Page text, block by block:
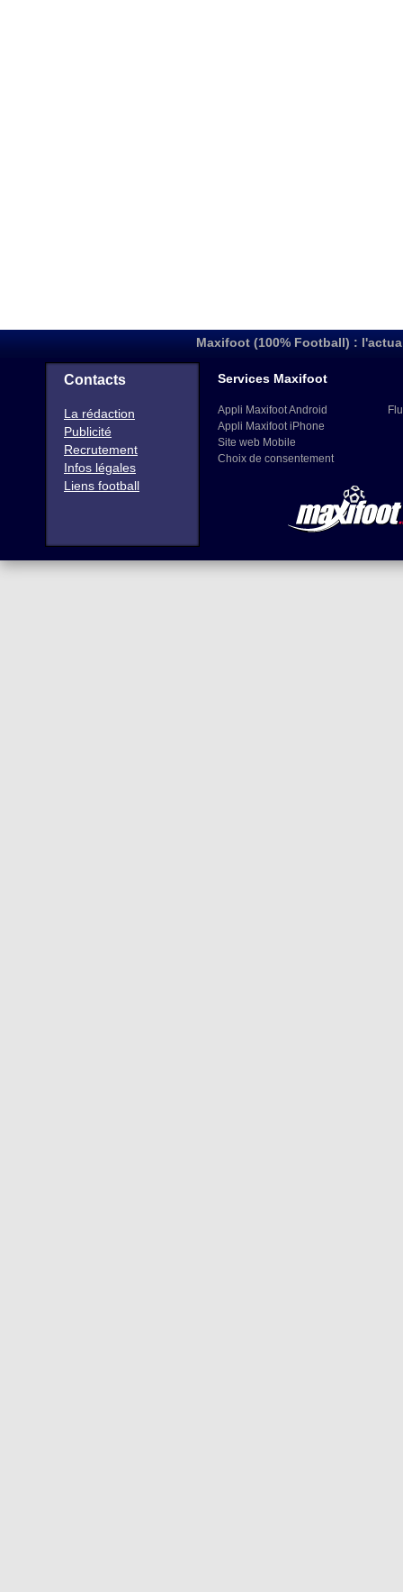
Maxifoot (100% Football) :
Contacts
La rédaction
Publicité
Recrutement
Infos légales
Liens football
Services Maxifoot
Appli Maxifoot Android
Appli Maxifoot iPhone
Site web Mobile
Choix de consentement